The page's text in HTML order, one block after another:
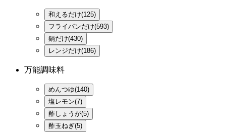
和えるだけ(125)
フライパンだけ(593)
鍋だけ(430)
レンジだけ(186)
万能調味料
めんつゆ(140)
塩レモン(7)
酢しょうが(5)
酢玉ねぎ(5)